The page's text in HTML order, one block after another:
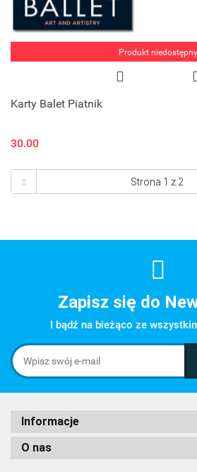
Produkt niedostępny
Karty Balet Piatnik
30.00
Zapisz się do
I bądź na bieżąco ze
Informacje
O nas